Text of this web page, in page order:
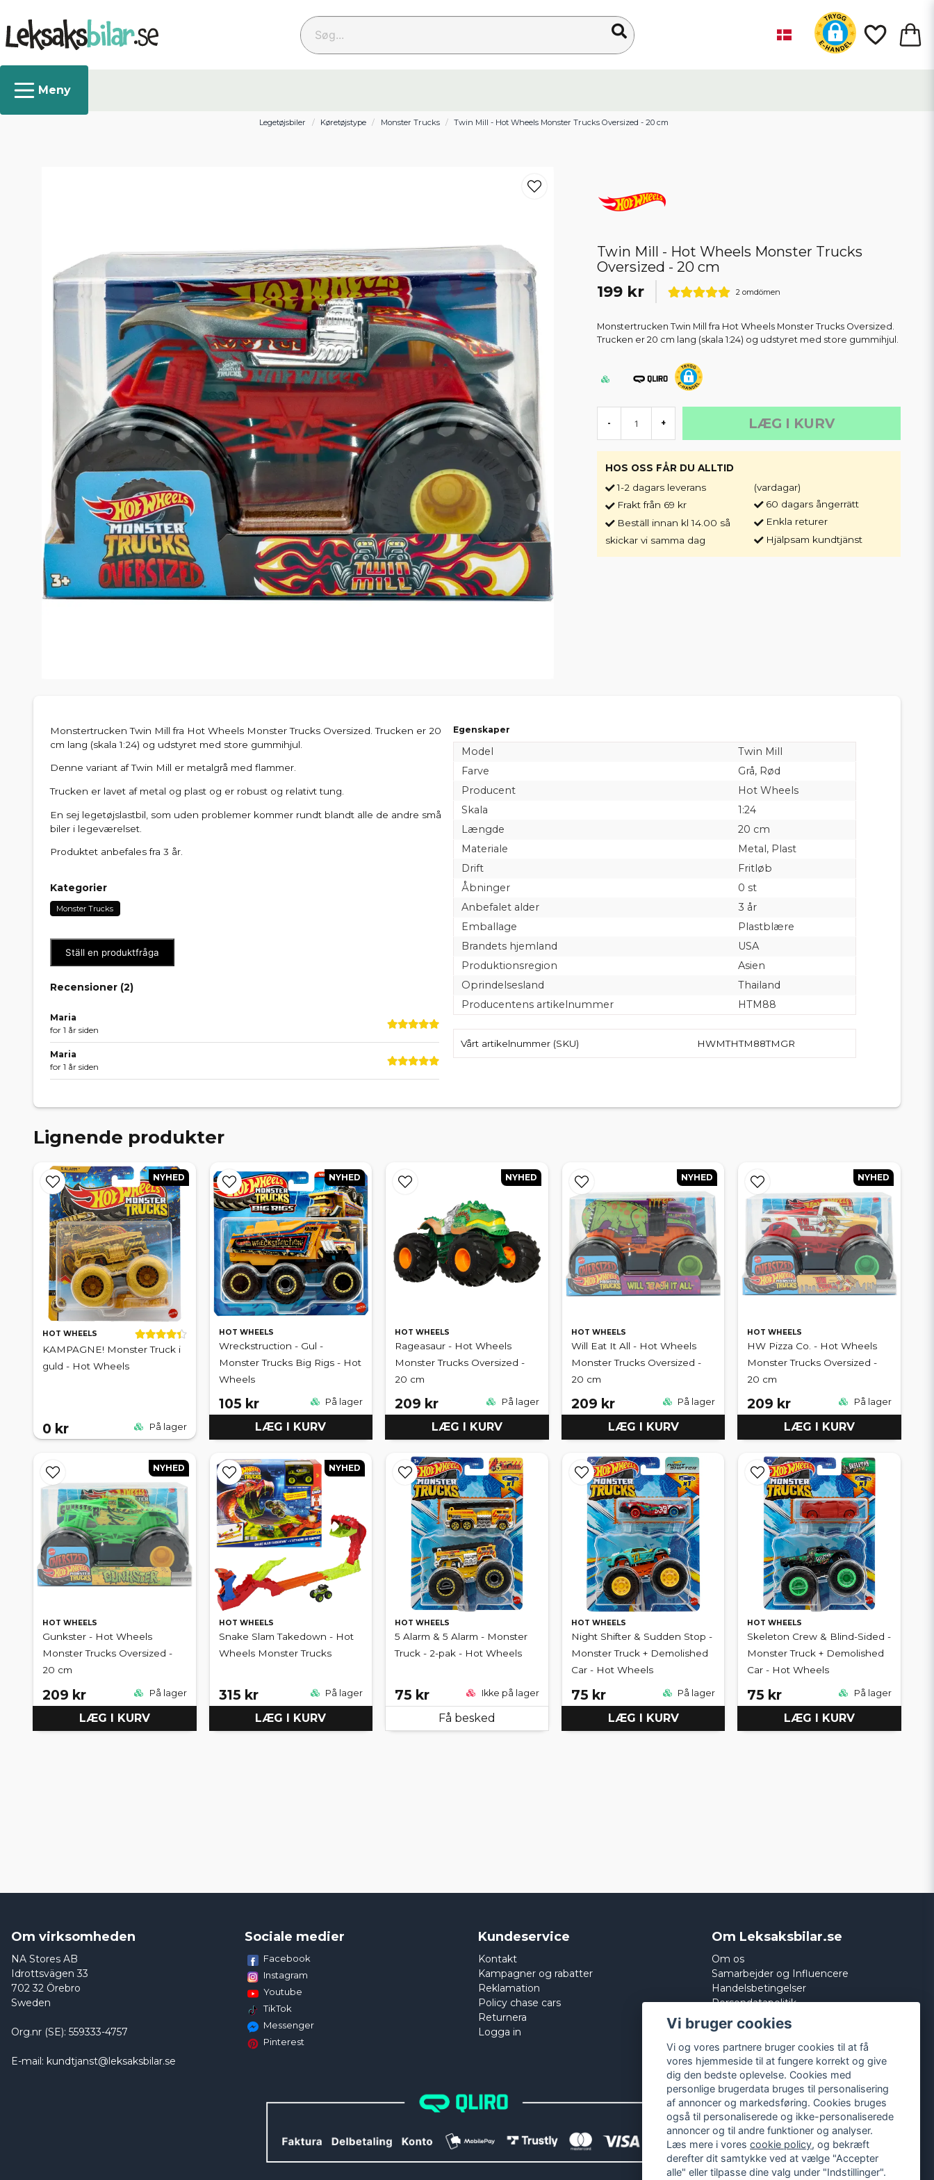
Søg...
Legetøjsbiler Køretøjstype Monster Trucks Twin Mill - Hot Wheels Monster Trucks Oversized - 20 cm
Twin Mill - Hot Wheels Monster Trucks
Oversized - 20 cm
199 kr 2 omdömen
Monstertrucken Twin Mill fra Hot Wheels Monster Trucks Oversized.
Trucken er 20 cm lang (skala 1:24) og udstyret med store gummihjul.
- + LÆG I KURV
HOS OSS FÅR DU ALLTID
1-2 dagars leverans
Frakt från 69 kr
Beställ innan kl 14.00 så
skickar vi samma dag
(vardagar)
60 dagars ångerrätt
Enkla returer
Hjälpsam kundtjänst
Monstertrucken Twin Mill fra Hot Wheels Monster Trucks Oversized. Trucken er 20
cm lang (skala 1:24) og udstyret med store gummihjul.
Denne variant af Twin Mill er metalgrå med flammer.
Trucken er lavet af metal og plast og er robust og relativt tung.
En sej legetøjslastbil, som uden problemer kommer rundt blandt alle de andre små
biler i legeværelset.
Produktet anbefales fra 3 år.
Kategorier
Monster Trucks
Ställ en produktfråga
Recensioner (2)
Maria
for 1 år siden
Maria
for 1 år siden
Egenskaper
Model
Twin Mill
Farve
Grå, Rød
Producent
Hot Wheels
Skala
1:24
Længde
20 cm
Materiale
Metal, Plast
Drift
Fritløb
Åbninger
0 st
Anbefalet alder
3 år
Emballage
Plastblære
Brandets hjemland
USA
Produktionsregion
Asien
Oprindelsesland
Thailand
Producentens artikelnummer
HTM88
Vårt artikelnummer (SKU) HWMTHTM88TMGR
Lignende produkter
HOT WHEELS
KAMPAGNE! Monster Truck i
guld - Hot Wheels
0 kr På lager
NYHED
HOT WHEELS
Wreckstruction - Gul -
Monster Trucks Big Rigs - Hot
Wheels
105 kr På lager
LÆG I KURV
NYHED
HOT WHEELS
Rageasaur - Hot Wheels
Monster Trucks Oversized -
20 cm
209 kr På lager
LÆG I KURV
NYHED
HOT WHEELS
Will Eat It All - Hot Wheels
Monster Trucks Oversized -
20 cm
209 kr På lager
LÆG I KURV
NYHED
HOT WHEELS
HW Pizza Co. - Hot Wheels
Monster Trucks Oversized -
20 cm
209 kr På lager
LÆG I KURV
NYHED
HOT WHEELS
Gunkster - Hot Wheels
Monster Trucks Oversized -
20 cm
209 kr På lager
LÆG I KURV
NYHED
HOT WHEELS
Snake Slam Takedown - Hot
Wheels Monster Trucks
315 kr På lager
LÆG I KURV
NYHED
HOT WHEELS
5 Alarm & 5 Alarm - Monster
Truck - 2-pak - Hot Wheels
75 kr Ikke på lager
Få besked
HOT WHEELS
Night Shifter & Sudden Stop -
Monster Truck + Demolished
Car - Hot Wheels
75 kr På lager
LÆG I KURV
HOT WHEELS
Skeleton Crew & Blind-Sided -
Monster Truck + Demolished
Car - Hot Wheels
75 kr På lager
LÆG I KURV
Om virksomheden
NA Stores AB
Idrottsvägen 33
702 32 Örebro
Sweden
Org.nr (SE): 559333-4757
E-mail: kundtjanst@leksaksbilar.se
Sociale medier
Facebook
Instagram
Youtube
TikTok
Messenger
Pinterest
Kundeservice
Kontakt
Kampagner og rabatter
Reklamation
Policy chase cars
Returnera
Logga in
Om Leksaksbilar.se
Om os
Samarbejder og Influencere
Handelsbetingelser
Persondatapolitik
Cookies
Vi bruger cookies
Vi og vores partnere bruger cookies til at få
vores hjemmeside til at fungere korrekt og give
dig den bedste oplevelse. Cookies med
personlige brugerdata bruges til personalisering
af annoncer og markedsføring. Cookies bruges
også til personaliserede og ikke-personaliserede
annoncer og til andre funktioner og analyser.
Læs mere i vorescookie policy, og bekræft
derefter dit samtykke ved at vælge "Accepter
alle" eller tilpasse dine valg under "Indstillinger".